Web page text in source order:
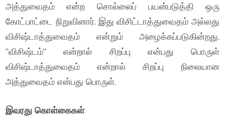
அத்துவைதம் என்ற சொல்லைப் பயன்படுத்தி ஒரு
கோட்பாட்டை நிறுவினார். இது விசிட்டாத்துவைதம் அல்லது
விசிஷ்டாத்துவைதம் என்றும் அழைக்கப்படுகின்றது.
“விசிஷ்டம்” என்றால் சிறப்பு என்பது பொருள்
விசிஷ்டாத்துவைதம் என்றால் சிறப்பு நிலையான
அத்துவைதம் என்பது பொருள்.
இவரது கொள்கைகள்